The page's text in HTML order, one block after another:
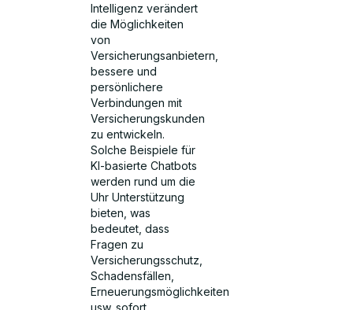
Intelligenz verändert
die Möglichkeiten
von
Versicherungsanbietern,
bessere und
persönlichere
Verbindungen mit
Versicherungskunden
zu entwickeln.
Solche Beispiele für
KI-basierte Chatbots
werden rund um die
Uhr Unterstützung
bieten, was
bedeutet, dass
Fragen zu
Versicherungsschutz,
Schadensfällen,
Erneuerungsmöglichkeiten
usw. sofort